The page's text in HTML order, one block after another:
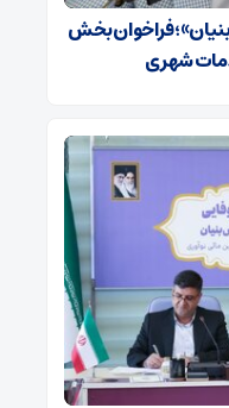
فراخوان بخش
شهری